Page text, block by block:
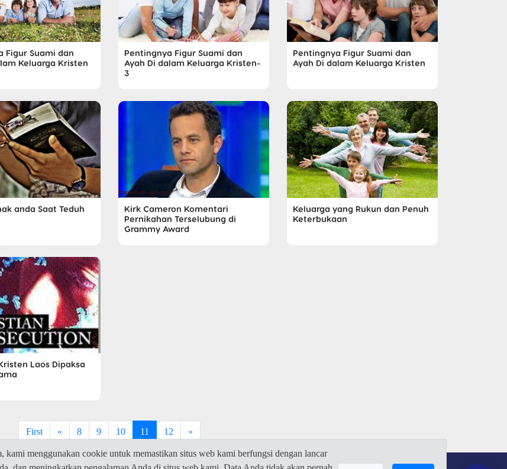
Figur Suami dan
Keluarga Kristen
Pentingnya Figur Suami dan
Ayah Di dalam Keluarga Kristen-
3
Pentingnya Figur Suami dan
Ayah Di dalam Keluarga Kristen
anda Saat Teduh
Kirk Cameron Komentari
Pernikahan Terselubung di
Grammy Award
Keluarga yang Rukun dan Penuh
Keterbukaan
Laos Dipaksa
First « 8 9 10 11 12 »
kami menggunakan cookie untuk memastikan situs web kami berfungsi dengan lancar